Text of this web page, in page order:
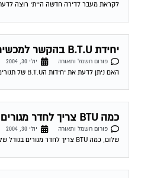
לקראת מעבר לדירה חדשה הייתי רוצה
יחידת B.T.U בהקשר למכשירי חשמל
פורום חשמל ותאורה
יולי 30, 2004
האם ניתן לדעת את יחידות הB.T.U של תנורים/ מקררים… והאם ידיעת היחידות היא במילים אחרות לדעת מה פליטת החום לאוויר של מכשיר מסויים? 03-08-2004 03:07:00...
כמה BTU צריך לחדר מגורים חם בגודל 16 מ
פורום חשמל ותאורה
יולי 30, 2004
שלום, כמה BTU צריך לחדר מגורים בגודל של 16 מ´, ללא קומה מעל, כאשר הבידוד אינו טוב (בית ישן). מדובר בחדר חם מאד שיש בו...